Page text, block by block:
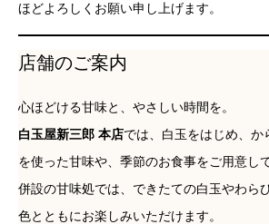
ほどよろしくお願い申し上げます。
店舗のご案内
心ほどける甘味と、やさしい時間を。
白玉屋新三郎 本店では、白玉をはじめ、か
を使った甘味や、季節のお食事をご用意し
併設の甘味処では、できたての白玉やわら
色とともにお楽しみいただけます。